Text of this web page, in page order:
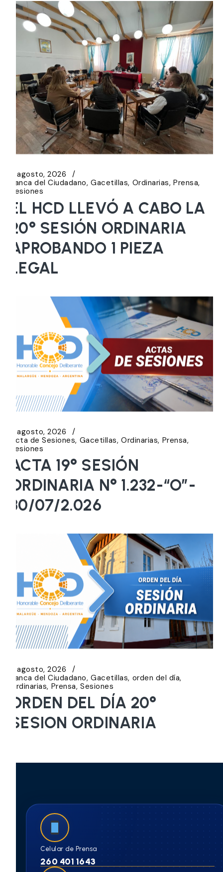
6 agosto, 2026
Banca del Ciudadano Gacetillas Ordinarias Prensa
Sesiones
EL HCD LLEVÓ A CABO LA
20° SESIÓN ORDINARIA
APROBANDO 1 PIEZA
LEGAL
5 agosto, 2026
Acta de Sesiones Gacetillas Ordinarias Prensa
Sesiones
ACTA 19° SESIÓN
ORDINARIA N° 1.232-“O”-
30/07/2.026
5 agosto, 2026
Banca del Ciudadano Gacetillas orden del día
Ordinarias Prensa Sesiones
ORDEN DEL DÍA 20°
SESION ORDINARIA
Celular de Prensa
260 401 1643